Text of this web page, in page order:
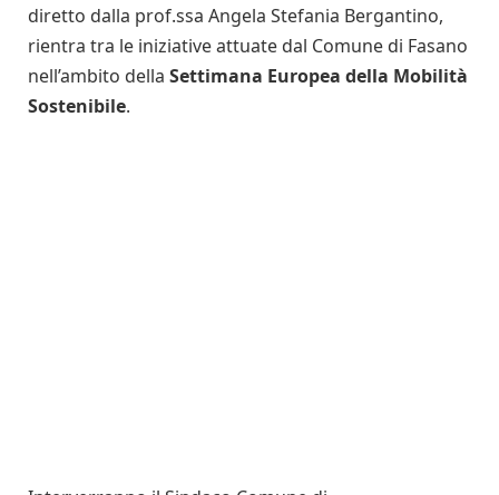
diretto dalla prof.ssa Angela Stefania Bergantino,
rientra tra le iniziative attuate dal Comune di Fasano
nell’ambito della Settimana Europea della Mobilità
Sostenibile.